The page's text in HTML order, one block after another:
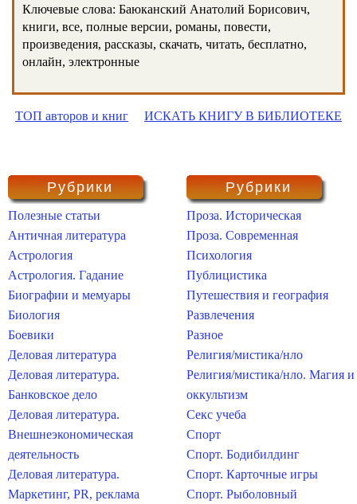
Ключевые слова: Баюканский Анатолий Борисович,
книги, все, полные версии, романы, повести,
произведения, рассказы, скачать, читать, бесплатно,
онлайн, электронные
ТОП авторов и книг ИСКАТЬ КНИГУ В БИБЛИОТЕКЕ
Рубрики
Полезные статьи
Античная литература
Астрология
Астрология. Гадание
Биографии и мемуары
Биология
Боевики
Деловая литература
Деловая литература.
Банковское дело
Деловая литература.
Внешнеэкономическая
деятельность
Деловая литература.
Маркетинг, PR, реклама
Рубрики
Проза. Историческая
Проза. Современная
Психология
Публицистика
Путешествия и география
Развлечения
Разное
Религия/мистика/нло
Религия/мистика/нло. Магия и
оккультизм
Секс учеба
Спорт
Спорт. Бодибилдинг
Спорт. Карточные игры
Спорт. Рыболовный